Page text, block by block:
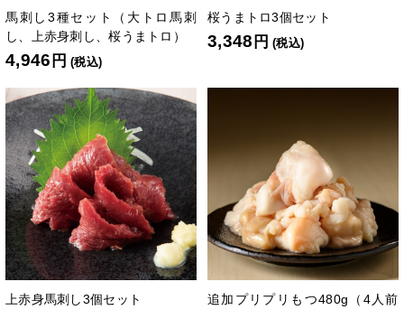
馬刺し3種セット（大トロ馬刺
し、上赤身刺し、桜うまトロ）
4,946 円 (税込)
桜うまトロ3個セット
3,348 円 (税込)
上赤身馬刺し3個セット
追加プリプリもつ480g（4人前